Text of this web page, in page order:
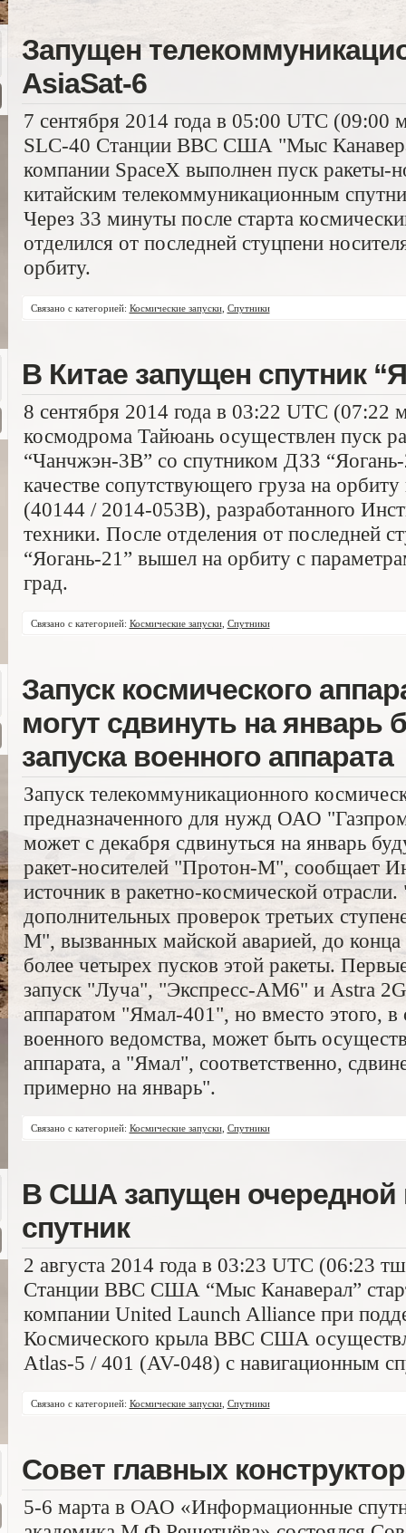
Запущен
AsiaSat-6
7 сентября 2014 года в 05:00 UTC (09:00
SLC-40 Станции ВВС США "Мыс
компании SpaceX выполнен пуск ракеты-
китайским телекоммуникационным
Через 33 минуты после старта
отделился от последней стуцпени
орбиту.
Связано с категорией: Космические запуски, Спутники
В Китае запущен спутник
8 сентября 2014 года в 03:22 UTC
космодрома Тайюань осуществлен пуск
“Чанчжэн-3B” со спутником ДЗЗ
качестве сопутствующего груза на
(40144 / 2014-053В), разработанного
техники. После отделения от последней
“Яогань-21” вышел на орбиту с
град.
Связано с категорией: Космические запуски, Спутники
Запуск космического
могут сдвинуть на январь
запуска военного аппарата
Запуск телекоммуникационного
предназначенного для нужд ОАО
может с декабря сдвинуться на январь
ракет-носителей "Протон-М", сообщает
источник в ракетно-космической
дополнительных проверок третьих
М", вызванных майской аварией, до
более четырех пусков этой ракеты.
запуск "Луча", "Экспресс-АМ6" и Astra
аппаратом "Ямал-401", но вместо этого, в
военного ведомства, может быть
аппарата, а "Ямал", соответственно,
примерно на январь".
Связано с категорией: Космические запуски, Спутники
В США запущен очередной
спутник
2 августа 2014 года в 03:23 UTC (06:23
Станции ВВС США “Мыс Канаверал”
компании United Launch Alliance при
Космического крыла ВВС США
Atlas-5 / 401 (AV-048) с навигационным
Связано с категорией: Космические запуски, Спутники
Совет главных
5-6 марта в ОАО «Информационные